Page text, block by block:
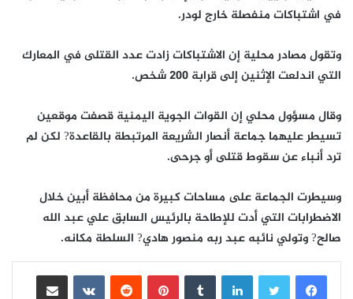
في اشتباكات منفصلة خارج لودر.
وتقول مصادر محلية إن الاشتباكات زادت عدد القتلى في المعارك
التي اندلعت الإثنين إلى قرابة 200 شخص.
وقال مسؤول محلي إن القوات الجوية اليمنية قصفت موقعين
تسيطر عليهما جماعة أنصار الشريعة المرتبطة بالقاعدة? لكن لم
ترد أنباء عن سقوط قتلى أو جرحى.
وسيطرت الجماعة على مساحات كبيرة من محافظة أبين خلال
الاضطرابات التي أدت للإطاحة بالرئيس السابق علي عبد الله
صالح? وتولي نائبه عبد ربه منصور هادي? السلطة مكانه.
لينكدإن بينتيريست
مشاركة عبر البريد